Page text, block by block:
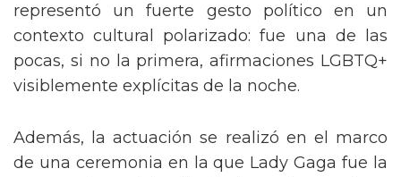
representó un fuerte gesto político en un
contexto cultural polarizado: fue una de las
pocas, si no la primera, afirmaciones LGBTQ+
visiblemente explícitas de la noche.
Además, la actuación se realizó en el marco
de una ceremonia en la que Lady Gaga fue la